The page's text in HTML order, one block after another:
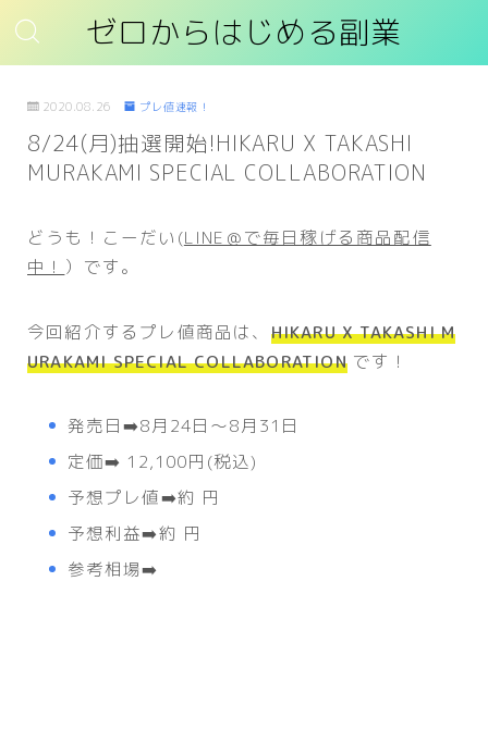
ゼロからはじめる副業
2020.08.26 プレ値速報！
8/24(月)抽選開始!HIKARU X TAKASHI
MURAKAMI SPECIAL COLLABORATION
どうも！こーだい(LINE＠で毎日稼げる商品配信
中！ ）です。
今回紹介するプレ値商品は、 HIKARU X TAKASHI M
URAKAMI SPECIAL COLLABORATIONです！
発売日➡️8月24日〜8月31日
定価➡️ 12,100円(税込)
予想プレ値➡️約 円
予想利益➡️約 円
参考相場➡️